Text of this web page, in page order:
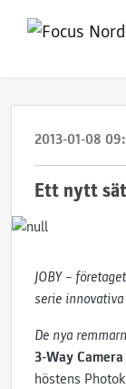
2013-01-08
Ett nytt
JOBY –
serie
De nya
3-Way
höstens